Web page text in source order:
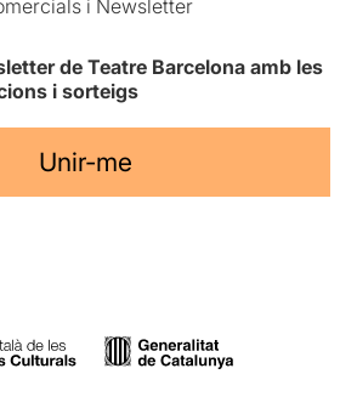
i Newsletter
de Teatre Barcelona amb les
i sorteigs
Unir-me